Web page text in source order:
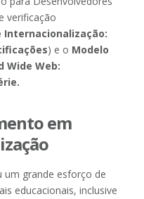
verificação
Internacionalização:
) e o Modelo
Wide Web:
em
um grande esforço de
educacionais, inclusive